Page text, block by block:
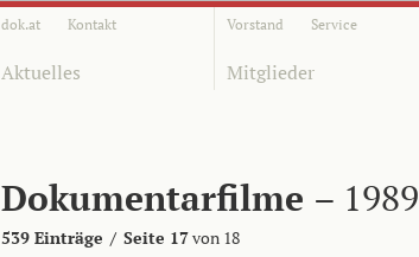
dok.at Kontakt Vorstand Service
Aktuelles Mitglieder
Dokumentarfilme – 1989
539 Einträge / Seite 17von 18